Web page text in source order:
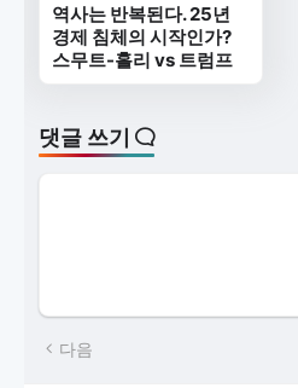
역사는 반복된다. 25년
경제 침체의 시작인가?
스무트-홀리 vs 트럼프
댓글 쓰기
다음